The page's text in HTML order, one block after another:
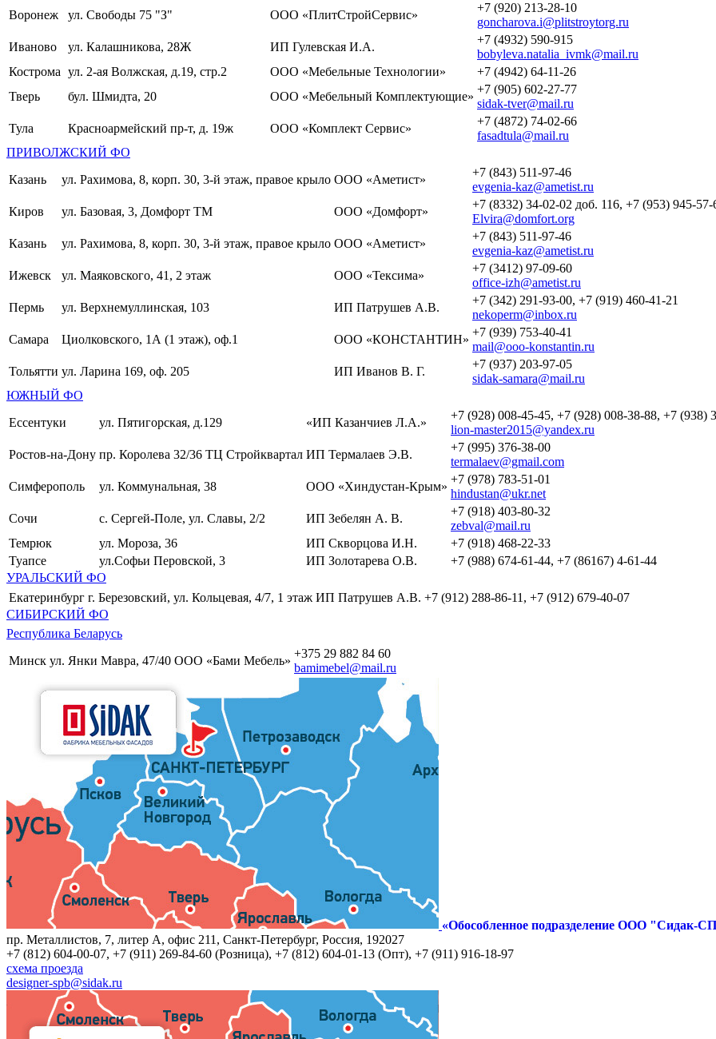
Воронеж
ул. Свободы 75 "З" ООО «ПлитСтройСервис»
+7 (920) 213-28-10
goncharova.i@plitstroytorg.ru
Иваново
ул. Калашникова, 28Ж ИП Гулевская И.А.
+7 (4932) 590-915
bobyleva.natalia_ivmk@mail.ru
Кострома ул. 2-ая Волжская, д.19, стр.2 ООО «Мебельные Технологии»
+7 (4942) 64-11-26
Тверь
бул. Шмидта, 20 ООО «Мебельный Комплектующие»
+7 (905) 602-27-77
sidak-tver@mail.ru
Тула
Красноармейский пр-т, д. 19ж ООО «Комплект Сервис»
+7 (4872) 74-02-66
fasadtula@mail.ru
ПРИВОЛЖСКИЙ ФО
Казань
ул. Рахимова, 8, корп. 30, 3-й этаж, правое крыло ООО «Аметист»
+7 (843) 511-97-46
evgenia-kaz@ametist.ru
Киров
ул. Базовая, 3, Домфорт ТМ ООО «Домфорт»
+7 (8332) 34-02-02 доб. 116, +7 (953) 945-57-
Elvira@domfort.org
Казань
ул. Рахимова, 8, корп. 30, 3-й этаж, правое крыло ООО «Аметист»
+7 (843) 511-97-46
evgenia-kaz@ametist.ru
Ижевск
ул. Маяковского, 41, 2 этаж ООО «Тексима»
+7 (3412) 97-09-60
office-izh@ametist.ru
Пермь
ул. Верхнемуллинская, 103 ИП Патрушев А.В.
+7 (342) 291-93-00, +7 (919) 460-41-21
nekoperm@inbox.ru
Самара
Циолковского, 1А (1 этаж), оф.1 ООО «КОНСТАНТИН»
+7 (939) 753-40-41
mail@ooo-konstantin.ru
Тольятти ул. Ларина 169, оф. 205 ИП Иванов В. Г.
+7 (937) 203-97-05
sidak-samara@mail.ru
ЮЖНЫЙ ФО
Ессентуки
ул. Пятигорская, д.129 «ИП Казанчиев Л.А.»
+7 (928) 008-45-45, +7 (928) 008-38-88, +7 (938)
lion-master2015@yandex.ru
Ростов-на-Дону пр. Королева 32/36 ТЦ Стройквартал ИП Термалаев Э.В.
+7 (995) 376-38-00
termalaev@gmail.com
Симферополь
ул. Коммунальная, 38 ООО «Хиндустан-Крым»
+7 (978) 783-51-01
hindustan@ukr.net
Сочи
с. Сергей-Поле, ул. Славы, 2/2 ИП Зебелян А. В.
+7 (918) 403-80-32
zebval@mail.ru
Темрюк
ул. Мороза, 36 ИП Скворцова И.Н.
+7 (918) 468-22-33
Туапсе
ул.Софьи Перовской, 3 ИП Золотарева О.В.
+7 (988) 674-61-44, +7 (86167) 4-61-44
УРАЛЬСКИЙ ФО
Екатеринбург г. Березовский, ул. Кольцевая, 4/7, 1 этаж ИП Патрушев А.В. +7 (912) 288-86-11, +7 (912) 679-40-07
СИБИРСКИЙ ФО
Республика Беларусь
Минск ул. Янки Мавра, 47/40 ООО «Бами Мебель»
+375 29 882 84 60
bamimebel@mail.ru
«Обособленное подразделение ООО "Сидак-
пр. Металлистов, 7, литер A, офис 211, Санкт-Петербург, Россия, 192027
+7 (812) 604-00-07, +7 (911) 269-84-60 (Розница), +7 (812) 604-01-13 (Опт), +7 (911) 916-18-97
схема проезда
designer-spb@sidak.ru